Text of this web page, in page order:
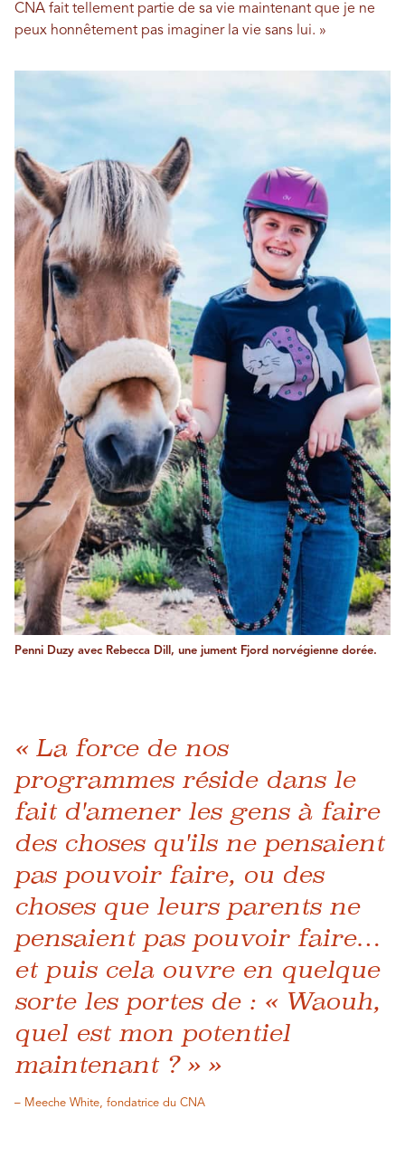
CNA fait tellement partie de sa vie maintenant que je ne
peux honnêtement pas imaginer la vie sans lui. »
Penni Duzy avec Rebecca Dill, une jument Fjord norvégienne dorée.
« La force de nos
programmes réside dans le
fait d'amener les gens à faire
des choses qu'ils ne pensaient
pas pouvoir faire, ou des
choses que leurs parents ne
pensaient pas pouvoir faire…
et puis cela ouvre en quelque
sorte les portes de : « Waouh,
quel est mon potentiel
maintenant ? » »
– Meeche White, fondatrice du CNA